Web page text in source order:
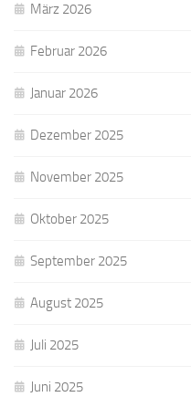
März 2026
Februar 2026
Januar 2026
Dezember 2025
November 2025
Oktober 2025
September 2025
August 2025
Juli 2025
Juni 2025